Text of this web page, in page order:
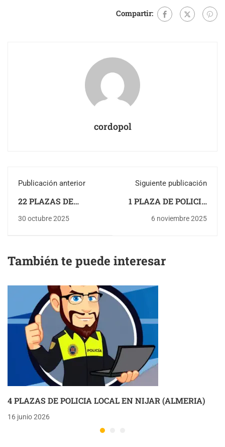
Compartir:
cordopol
Publicación anterior
22 PLAZAS DE
POLICIA LOCAL EN
30 octubre 2025
Siguiente publicación
1 PLAZA DE POLICIA
LOCAL EN ARBOLEAS
6 noviembre 2025
También te puede interesar
4 PLAZAS DE POLICIA LOCAL EN NIJAR (ALMERIA)
16 junio 2026